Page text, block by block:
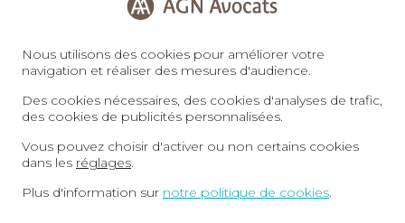
Nous utilisons des cookies pour améliorer votre
navigation et réaliser des mesures d'audience.
Des cookies nécessaires, des cookies d'analyses de trafic,
des cookies de publicités personnalisées.
Vous pouvez choisir d'activer ou non certains cookies
dans les réglages.
Plus d'information sur notre politique de cookies.